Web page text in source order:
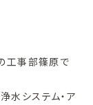
工事部篠原で
水システム・ア